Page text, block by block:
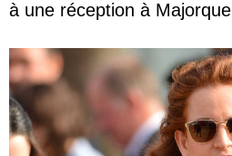
à une réception à Majorque